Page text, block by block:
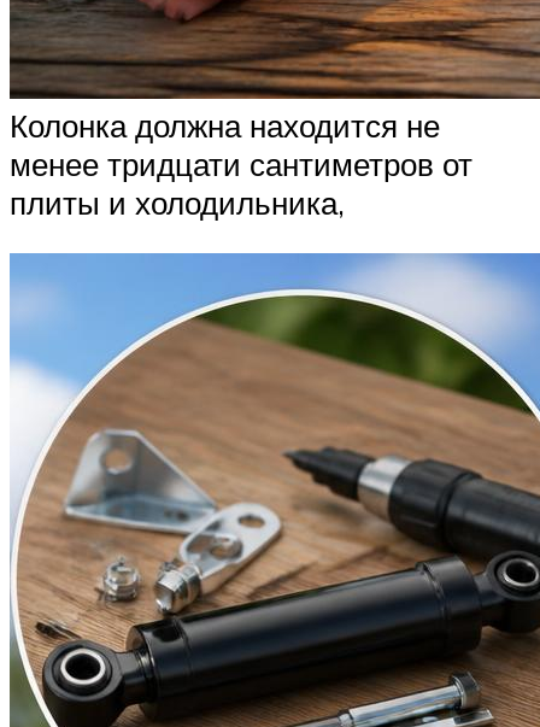
Колонка должна находится не
менее тридцати сантиметров от
плиты и холодильника,